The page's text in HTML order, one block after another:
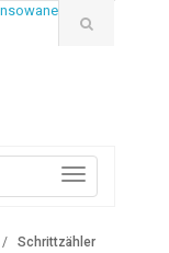
Schrittzähler